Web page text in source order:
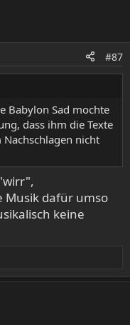
#87
Babylon Sad mochte
dass ihm die Texte
nicht
Musik dafür umso
keine